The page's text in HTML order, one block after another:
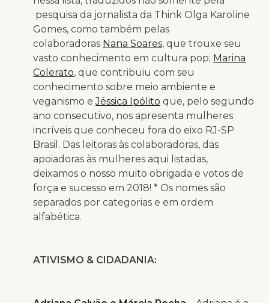
pesquisa da jornalista da Think Olga Karoline
Gomes, como também pelas
colaboradoras Nana Soares, que trouxe seu
vasto conhecimento em cultura pop; Marina
Colerato, que contribuiu com seu
conhecimento sobre meio ambiente e
veganismo eJéssica Ipólito que, pelo segundo
ano consecutivo, nos apresenta mulheres
incríveis que conheceu fora do eixo RJ-SP
Brasil. Das leitoras às colaboradoras, das
apoiadoras às mulheres aqui listadas,
deixamos o nosso muito obrigada e votos de
força e sucesso em 2018! * Os nomes são
separados por categorias e em ordem
alfabética.
ATIVISMO & CIDADANIA: